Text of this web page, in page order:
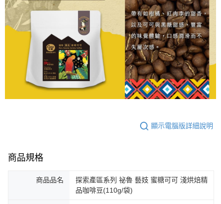
顯示電腦版詳細說明
商品規格
商品品名
探索產區系列 祕魯 藝妓 蜜糖可可 淺烘焙精
品咖啡豆(110g/袋)